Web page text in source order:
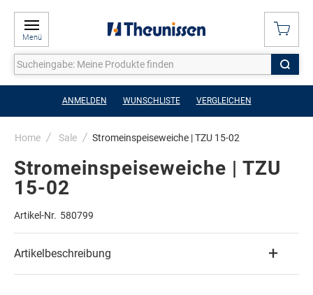
Menü
ANMELDEN WUNSCHLISTE VERGLEICHEN
Home Sale Stromeinspeiseweiche | TZU 15-02
Stromeinspeiseweiche | TZU
15-02
Artikel-Nr. 580799
Artikelbeschreibung